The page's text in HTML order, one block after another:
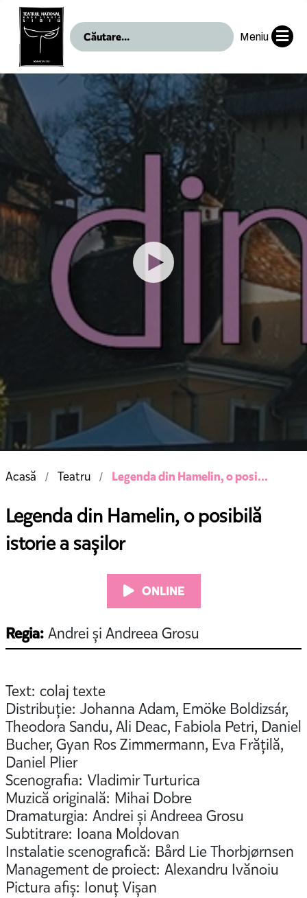
Meniu
Acasă Teatru Legenda din Hamelin, o posi...
Legenda din Hamelin, o posibilă
istorie a sașilor
ONLINE
Regia: Andrei și Andreea Grosu
Text: colaj texte
Distribuție: Johanna Adam, Emöke Boldizsár,
Theodora Sandu, Ali Deac, Fabiola Petri, Daniel
Bucher, Gyan Ros Zimmermann, Eva Frățilă,
Daniel Plier
Scenografia: Vladimir Turturica
Muzică originală: Mihai Dobre
Dramaturgia: Andrei și Andreea Grosu
Subtitrare: Ioana Moldovan
Instalatie scenografică: Bård Lie Thorbjørnsen
Management de proiect: Alexandru Ivănoiu
Pictura afiș: Ionuț Vișan